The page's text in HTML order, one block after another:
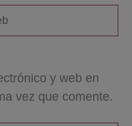
y web en
vez que comente.